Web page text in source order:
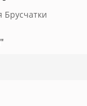
Брусчатки